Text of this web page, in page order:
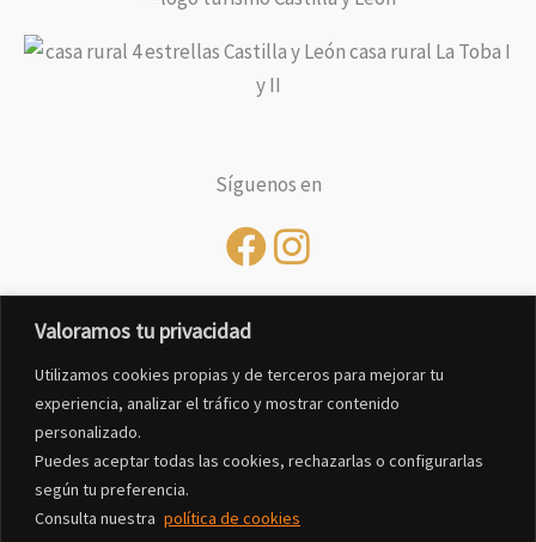
Valoramos tu privacidad
Utilizamos cookies propias y de terceros para mejorar tu
experiencia, analizar el tráfico y mostrar contenido
personalizado.
Puedes aceptar todas las cookies, rechazarlas o configurarlas
según tu preferencia.
Consulta nuestra política de cookies
Síguenos en